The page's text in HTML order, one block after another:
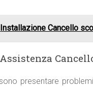
Installazione Cancello
presentare